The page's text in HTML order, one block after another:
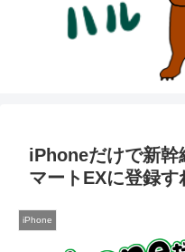
iPhoneだけで新幹
マートEXに登録す
iPhone